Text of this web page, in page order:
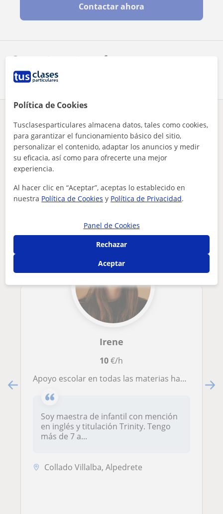
Comparte a este profesor
Contactar ahora
¿Hay algún error en este perfil? Cuéntanos
Tus clases particulares Español para extranjeros
Madrid
Alpedrete
ielts (b2) sacado en nueva zelanda, actualmente doy soporte ...
Otros profesores de Español para
extranjeros en Alpedrete que pueden
Irene
10€/h
Apoyo escolar en todas las materias hasta secundaria incluida
Soy maestra de infantil con mención
en inglés y titulación Trinity. Tengo
más de 7 a...
Collado Villalba, Alpedrete
Política de Cookies
Tusclasesparticulares almacena datos, tales como cookies,
para garantizar el funcionamiento básico del sitio,
personalizar el contenido, adaptar los anuncios y medir
su eficacia, así como para ofrecerte una mejor
experiencia.
Al hacer clic en “Aceptar”, aceptas lo establecido en
nuestra Política de Cookies y Política de Privacidad.
Panel de Cookies
Rechazar
Aceptar